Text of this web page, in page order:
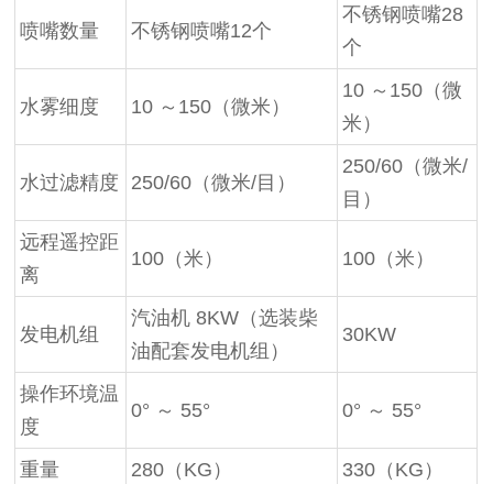
喷嘴数量 不锈钢喷嘴12个
不锈钢喷嘴28
个
水雾细度 10 ～150（微米）
10 ～150（微
米）
水过滤精度 250/60（微米/目）
250/60（微米/
目）
远程遥控距
离
100（米） 100（米）
发电机组
汽油机 8KW（选装柴
油配套发电机组）
30KW
操作环境温
度
0° ～ 55° 0° ～ 55°
重量 280（KG） 330（KG）